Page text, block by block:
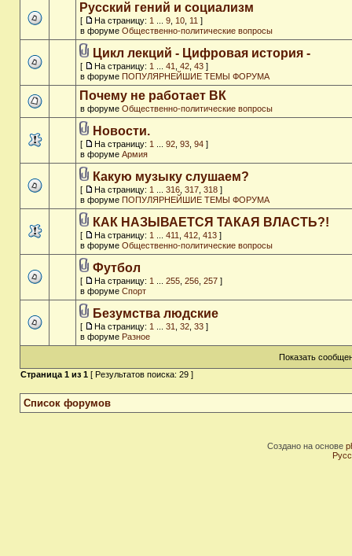
Русский гений и социализм
[ На страницу: 1 9 10 11 ]
в форуме Общественно-политические вопросы
Цикл лекций - Цифровая история -
[ На страницу: 1 41 42 43 ]
в форуме ПОПУЛЯРНЕЙШИЕ ТЕМЫ ФОРУМА
Почему не работает ВК
в форуме Общественно-политические вопросы
Новости.
[ На страницу: 1 92 93 94 ]
в форуме Армия
Какую музыку слушаем?
[ На страницу: 1 316 317 318 ]
в форуме ПОПУЛЯРНЕЙШИЕ ТЕМЫ ФОРУМА
КАК НАЗЫВАЕТСЯ ТАКАЯ ВЛАСТЬ?!
[ На страницу: 1 411 412 413 ]
в форуме Общественно-политические вопросы
Футбол
[ На страницу: 1 255 256 257 ]
в форуме Спорт
Безумства людские
[ На страницу: 1 31 32 33 ]
в форуме Разное
Показать
Страница 1 из 1 [ Результатов поиска: 29 ]
Список форумов
Создано на основе